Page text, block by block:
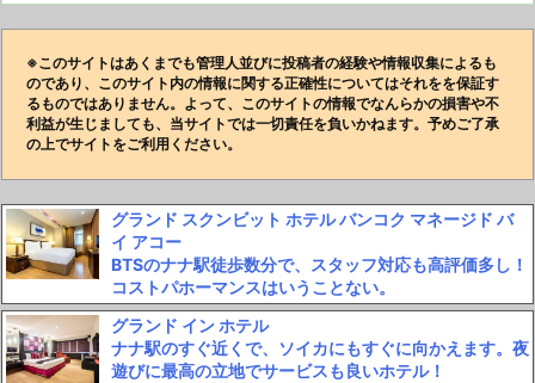
※このサイトはあくまでも管理人並びに投稿者の経験や情報収集によるも
のであり、このサイト内の情報に関する正確性についてはそれをを保証す
るものではありません。よって、このサイトの情報でなんらかの損害や不
利益が生じましても、当サイトでは一切責任を負いかねます。予めご了承
の上でサイトをご利用ください。
グランド スクンビット ホテル バンコク マネージド バ
イ アコー
BTSのナナ駅徒歩数分で、スタッフ対応も高評価多し！
コストパホーマンスはいうことない。
グランド イン ホテル
ナナ駅のすぐ近くで、ソイカにもすぐに向かえます。夜
遊びに最高の立地でサービスも良いホテル！